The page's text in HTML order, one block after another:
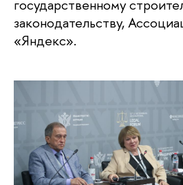
государственному
законодательству,
«Яндекс».